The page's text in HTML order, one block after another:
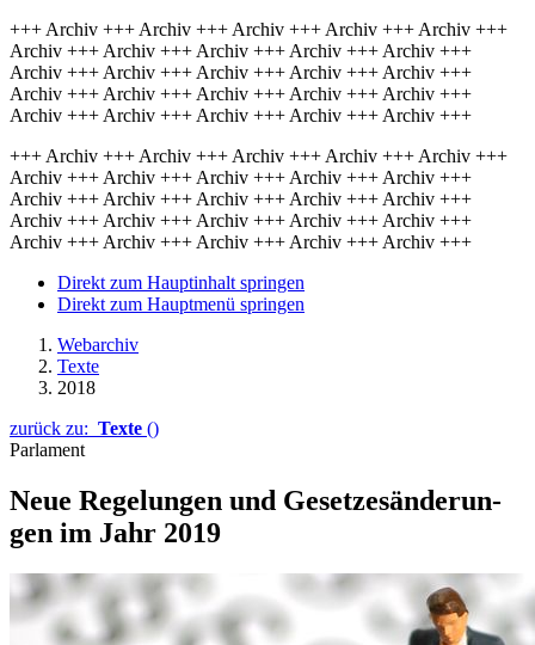
+++ Archiv +++ Archiv +++ Archiv +++ Archiv +++ Archiv +++
Archiv +++ Archiv +++ Archiv +++ Archiv +++ Archiv +++
Archiv +++ Archiv +++ Archiv +++ Archiv +++ Archiv +++
Archiv +++ Archiv +++ Archiv +++ Archiv +++ Archiv +++
Archiv +++ Archiv +++ Archiv +++ Archiv +++ Archiv +++
+++ Archiv +++ Archiv +++ Archiv +++ Archiv +++ Archiv +++
Archiv +++ Archiv +++ Archiv +++ Archiv +++ Archiv +++
Archiv +++ Archiv +++ Archiv +++ Archiv +++ Archiv +++
Archiv +++ Archiv +++ Archiv +++ Archiv +++ Archiv +++
Archiv +++ Archiv +++ Archiv +++ Archiv +++ Archiv +++
Direkt zum Hauptinhalt springen
Direkt zum Hauptmenü springen
Webarchiv
Texte
2018
zurück zu: Texte ()
Parlament
Neue Regelungen und Gesetzes­ände­run­
gen im Jahr 2019